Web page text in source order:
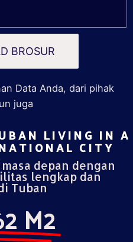
BROSUR
Data Anda, dari pihak
juga
LIVING IN A
CITY​
depan dengan
lengkap dan
Tuban
M2